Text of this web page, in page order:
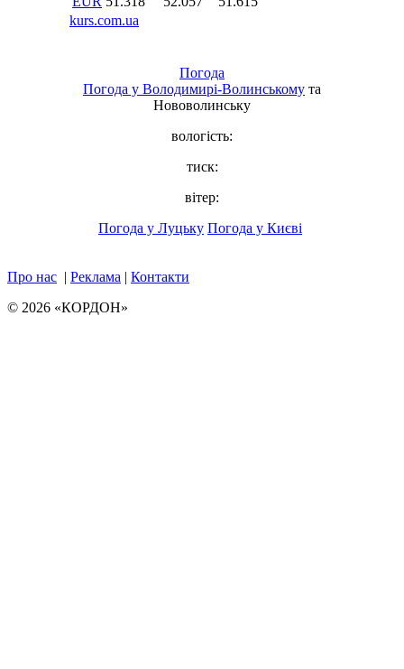
Погода
Погода у Володимирі-Волинському та
Нововолинську
вологість:
тиск:
вітер:
Погода у Луцьку Погода у Києві
Про нас | Реклама | Контакти
© 2026 «КОРДОН»